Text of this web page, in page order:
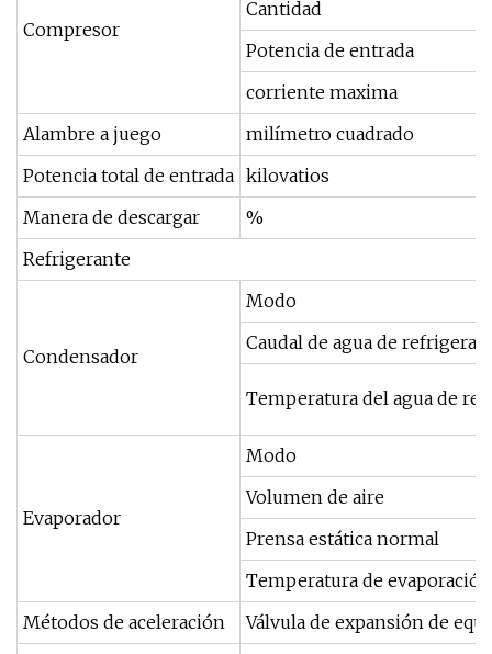
Compresor
Cantidad
Potencia de entrada
corriente maxima
Alambre a juego
milímetro cuadrado
Potencia total de entrada kilovatios
Manera de descargar
%
Refrigerante
Condensador
Modo
Caudal de agua de
Temperatura del agua de
Evaporador
Modo
Volumen de aire
Prensa estática normal
Temperatura de evaporación
Métodos de aceleración
Válvula de expansión de